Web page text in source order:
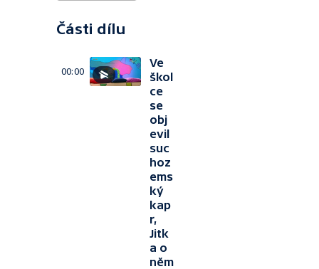
Části dílu
00:00
Ve
škol
ce
se
obj
evil
suc
hoz
ems
ký
kap
r,
Jitk
a o
něm